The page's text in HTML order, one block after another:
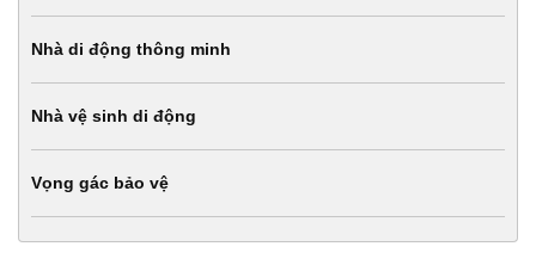
Nhà di động thông minh
Nhà vệ sinh di động
Vọng gác bảo vệ